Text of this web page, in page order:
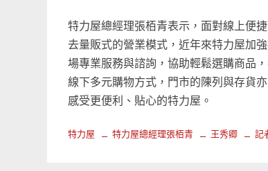
特力屋總經理張栢青表示，面對線上便
去量販式的營業模式，近年來特力屋加
場專業服務與諮詢，協助輕鬆選購商品
線下多元購物方式，門市的陳列與存貨
感受更便利、貼心的特力屋。
特力屋 特力屋總經理張栢青 王秀卿 記